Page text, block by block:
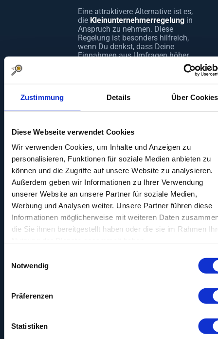
Zustimmung Details Über Cookies
Diese Webseite verwendet Cookies
Wir verwenden Cookies, um Inhalte und Anzeigen zu
personalisieren, Funktionen für soziale Medien anbieten zu
können und die Zugriffe auf unsere Website zu analysieren.
Außerdem geben wir Informationen zu Ihrer Verwendung
unserer Website an unsere Partner für soziale Medien,
Werbung und Analysen weiter. Unsere Partner führen diese
Informationen möglicherweise mit weiteren Daten
die Sie ihnen bereitgestellt haben oder die sie im Rahmen
Notwendig
Präferenzen
Statistiken
Eine attraktivere Alternative ist es,
die Kleinunternehmerregelung in
Anspruch zu nehmen. Diese
Regelung ist besonders hilfreich,
wenn Du denkst, dass Deine
Einnahmen aus Umfragen höher
sein könnten als die oben genannte
Kleinunternehmerregelung kannst
von der Umsatzsteuer
befreit
Um sicherzugehen, dass Du alle
Vorteile dieser Regelung
ausschöpfst und keine
unangenehmen Überraschungen
erlebst, könnte es hilfreich sein, Dich
genauer mit der
Kleinunternehmerregelung vertraut
zu machen und ggf. eine
Steuerberatung in Anspruch zu
nehmen. Während horizoom Dir die
Chance gibt, steuerfrei Geld zu